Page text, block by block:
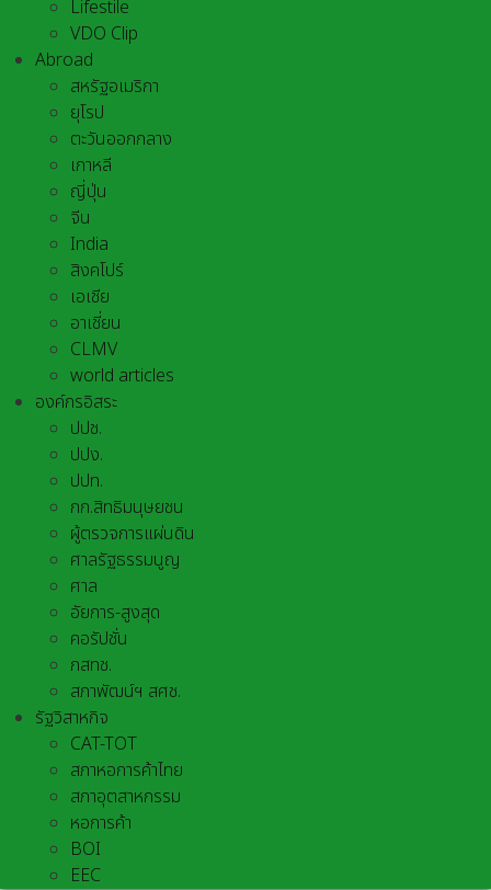
Lifestile
VDO Clip
Abroad
สหรัฐอเมริกา
ยุโรป
ตะวันออกกลาง
เกาหลี
ญี่ปุ่น
จีน
India
สิงคโปร์
เอเชีย
อาเชี่ยน
CLMV
world articles
องค์กรอิสระ
ปปช.
ปปง.
ปปท.
กก.สิทธิมนุษยชน
ผู้ตรวจการแผ่นดิน
ศาลรัฐธรรมนูญ
ศาล
อัยการ-สูงสุด
คอรัปชั่น
กสทช.
สภาพัฒน์ฯ สศช.
รัฐวิสาหกิจ
CAT-TOT
สภาหอการค้าไทย
สภาอุตสาหกรรม
หอการค้า
BOI
EEC